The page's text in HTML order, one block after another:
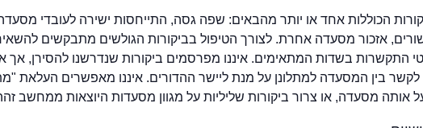
הכוללות אחד או יותר מהבאים: שפה גסה, התייחסות ישירה לעובדי
אזכור מסעדה אחרת. לצורך הטיפול בביקורות הגולשים מתבקשים
התקשרות בשדות המתאימים. איננו מפרסמים ביקורות שנדרשנו להסירן, אך
בין המסעדה למתלונן על מנת ליישר ההדורים. איננו מאפשרים העלאת
אותה מסעדה, או צרור ביקורות שליליות על מגוון מסעדות היוצאות ממחשב